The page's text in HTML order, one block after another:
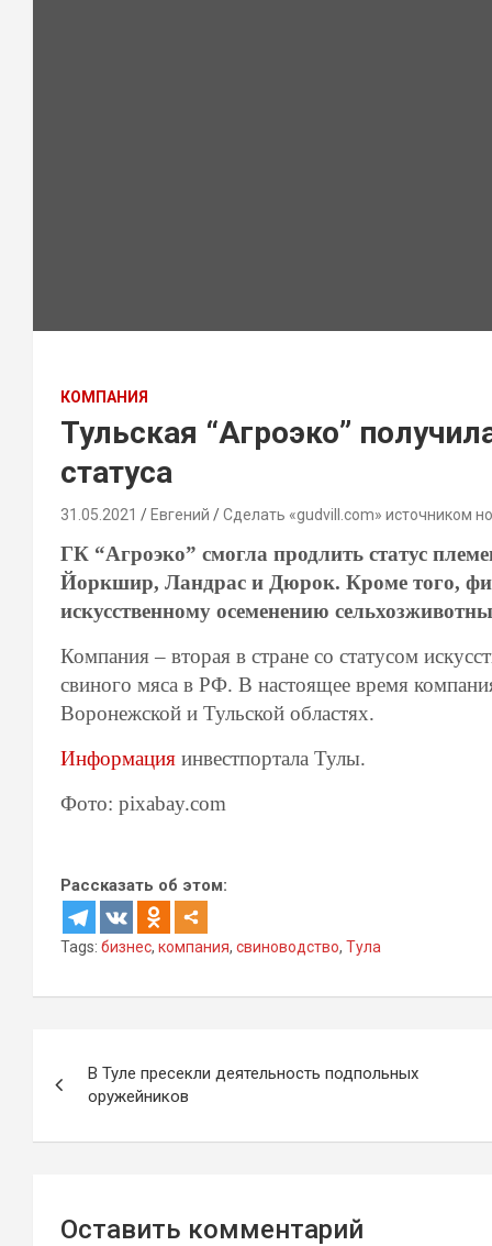
КОМПАНИЯ
Тульская “Агроэко”
статуса
31.05.2021 Евгений Сделать «gudvill.com» источником
ГК “Агроэко” смогла продлить статус
Йоркшир, Ландрас и Дюрок. Кроме того,
искусственному осеменению
Компания – вторая в стране со статусом
свиного мяса в РФ. В настоящее время
Воронежской и Тульской областях.
Информация инвестпортала Тулы.
Фото: pixabay.com
Рассказать об этом:
Tags: бизнес, компания, свиноводство, Тула
по
записям
В Туле пресекли деятельность подпольных
оружейников
Оставить комментарий